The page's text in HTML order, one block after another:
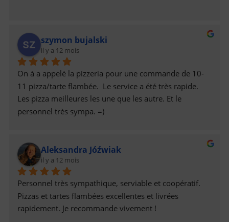
szymon bujalski
il y a 12 mois
On à a appelé la pizzeria pour une commande de 10-
11 pizza/tarte flambée.  Le service a été très rapide.
Les pizza meilleures les une que les autre. Et le
personnel très sympa. =)
Aleksandra Jóźwiak
il y a 12 mois
Personnel très sympathique, serviable et coopératif.
Pizzas et tartes flambées excellentes et livrées
rapidement. Je recommande vivement !